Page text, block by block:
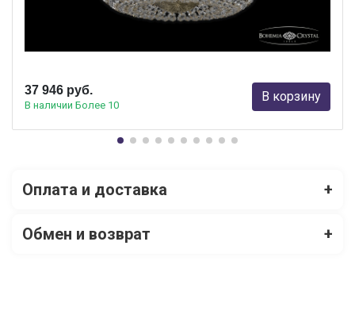
Люстра на штанге Bohemia Ivele Crystal 19011/35IV G
37 946 руб.
В наличии Более 10
В корзину
Оплата и доставка +
Обмен и возврат +